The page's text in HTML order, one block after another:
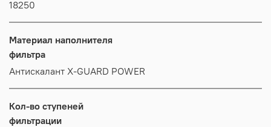
18250
Материал наполнителя
фильтра
Антискалант X-GUARD POWER
Кол-во ступеней
фильтрации